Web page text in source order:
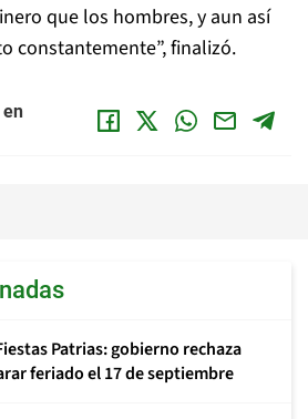
que los hombres, y aun así
constantemente”, finalizó.
Patrias: gobierno rechaza
feriado el 17 de septiembre